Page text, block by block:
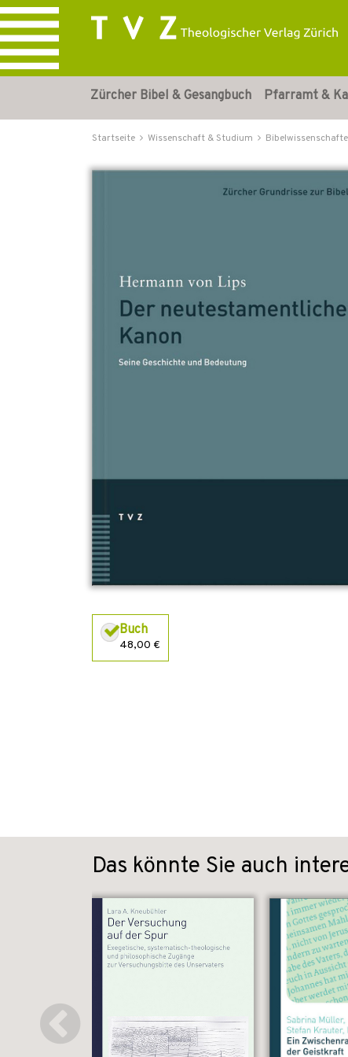
Zürcher Bibel & Gesangbuch Pfarramt &
Startseite Wissenschaft & Studium
Buch
48,00 €
Das könnte Sie auch